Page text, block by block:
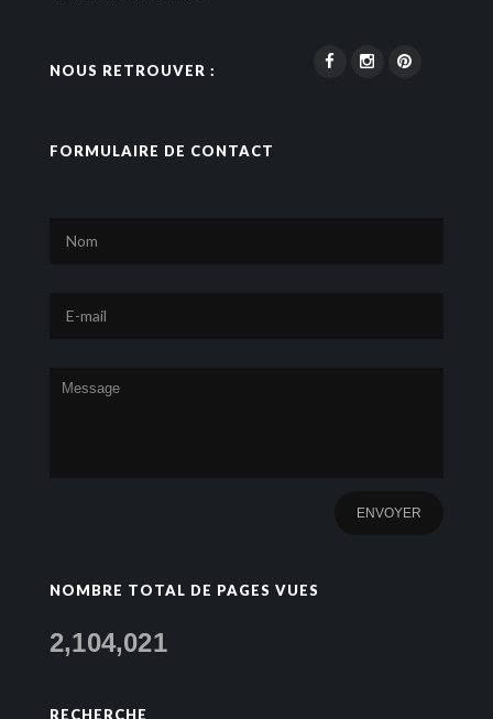
NOUS RETROUVER :
FORMULAIRE DE CONTACT
NOMBRE TOTAL DE PAGES VUES
2,104,021
RECHERCHE